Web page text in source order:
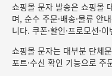
쇼핑몰 문자 발송은 쇼핑몰
며, 순수 주문·배송·물류 안
니다. 쿠폰·할인·프로모션·
쇼핑몰 문자는 대부분 단체
포트·수신 확인 기능으로 주